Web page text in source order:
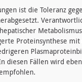
ist die Toleranz
Proteinsynthese mit
diesen Fällen wird